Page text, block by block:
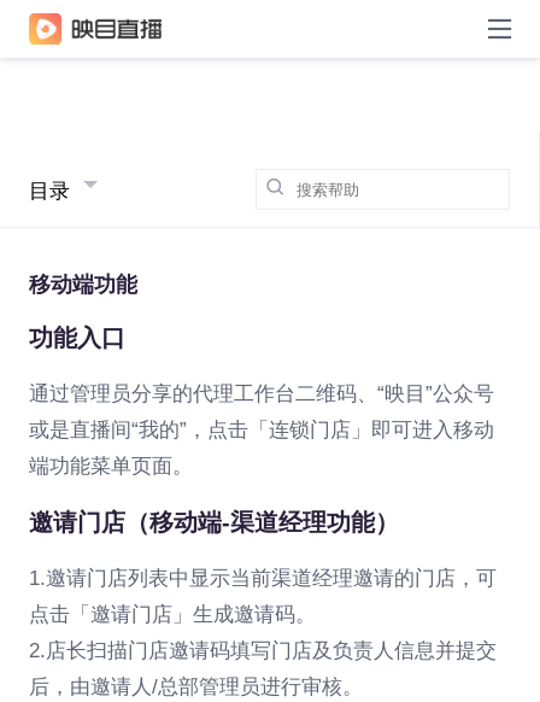
目录
移动端功能
功能入口
通过管理员分享的代理工作台二维码、“映目”公众号
或是直播间“我的”，点击「连锁门店」即可进入移动
端功能菜单页面。
邀请门店（移动端-渠道经理功能）
1.邀请门店列表中显示当前渠道经理邀请的门店，可
点击「邀请门店」生成邀请码。
2.店长扫描门店邀请码填写门店及负责人信息并提交
后，由邀请人/总部管理员进行审核。